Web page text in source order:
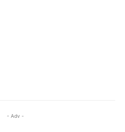
- Adv -